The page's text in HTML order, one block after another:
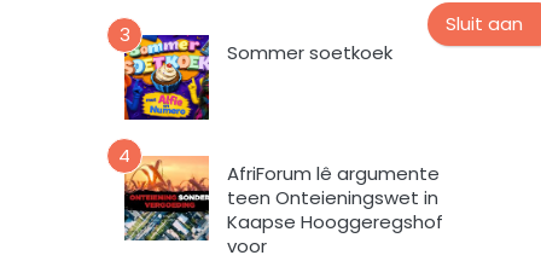
s
t
e
m
e
k
d
a
a
3
Sommer soetkoek
4
AfriForum lê argumente
teen Onteieningswet in
Kaapse Hooggeregshof
voor
Sluit aan